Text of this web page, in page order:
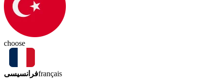
choose
فرانسیسیfrançais